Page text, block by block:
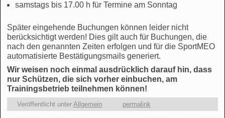
samstags bis 17.00 h für Termine am Sonntag
Später eingehende Buchungen können leider nicht
berücksichtigt werden! Dies gilt auch für Buchungen, die
nach den genannten Zeiten erfolgen und für die SportMEO
automatisierte Bestätigungsmails generiert.
Wir weisen noch einmal ausdrücklich darauf hin, dass
nur Schützen, die sich vorher einbuchen, am
Trainingsbetrieb teilnehmen können!
Veröffentlicht unter Allgemein permalink